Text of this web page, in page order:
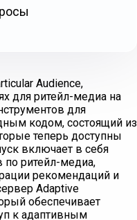
Audience,
для ритейл-медиа на
для
кодом, состоящий из
теперь доступны
включает в себя
по ритейл-медиа,
рекомендаций и
Adaptive
обеспечивает
к адаптивным